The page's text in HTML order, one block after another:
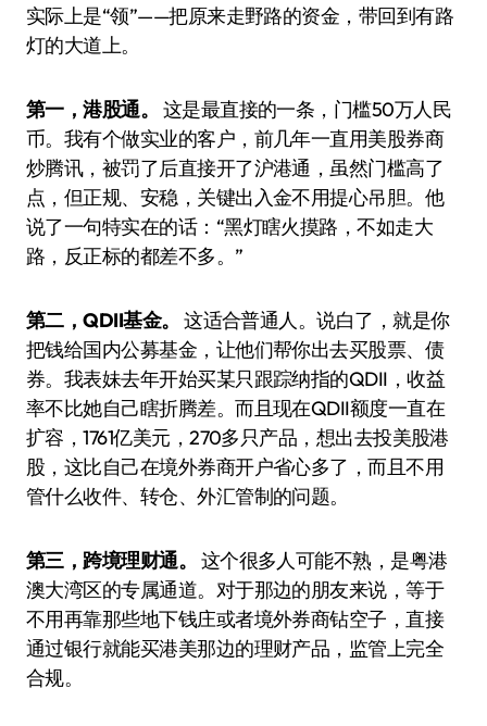
实际上是“领”——把原来走野路的资金，带回到有路
灯的大道上。
第一，港股通。
这是最直接的一条，门槛50万人民
币。我有个做实业的客户，前几年一直用美股券商
炒腾讯，被罚了后直接开了沪港通，虽然门槛高了
点，但正规、安稳，关键出入金不用提心吊胆。他
说了一句特实在的话：“黑灯瞎火摸路，不如走大
路，反正标的都差不多。”
第二，QDII基金。
这适合普通人。说白了，就是你
把钱给国内公募基金，让他们帮你出去买股票、债
券。我表妹去年开始买某只跟踪纳指的QDII，收益
率不比她自己瞎折腾差。而且现在QDII额度一直在
扩容，1761亿美元，270多只产品，想出去投美股港
股，这比自己在境外券商开户省心多了，而且不用
管什么收件、转仓、外汇管制的问题。
第三，跨境理财通。
这个很多人可能不熟，是粤港
澳大湾区的专属通道。对于那边的朋友来说，等于
不用再靠那些地下钱庄或者境外券商钻空子，直接
通过银行就能买港美那边的理财产品，监管上完全
合规。